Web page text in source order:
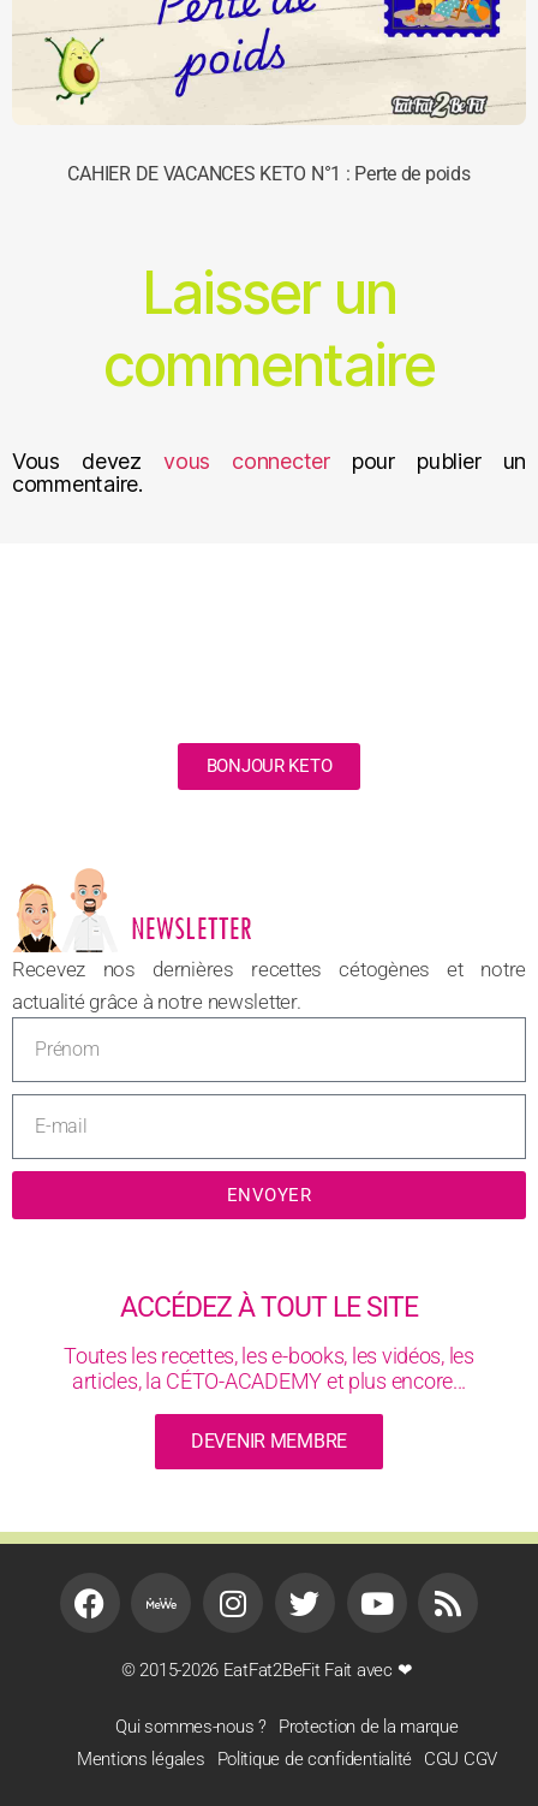
CAHIER DE VACANCES KETO N°1 : Perte de poids
Laisser un
commentaire
Vous devezvous connecterpour publier un
commentaire.
BONJOUR KETO
NOUVEAU
Recevez nos dernières recettes cétogènes et notre
actualité grâce à notre newsletter.
ENVOYER
ACCÉDEZ À TOUT LE SITE
Toutes les recettes, les e-books, les vidéos, les
articles, la CÉTO-ACADEMY et plus encore...
DEVENIR MEMBRE
© 2015-2026 EatFat2BeFit Fait avec ❤
Qui sommes-nous ?
Protection de la marque
Mentions légales
Politique de confidentialité CGU CGV